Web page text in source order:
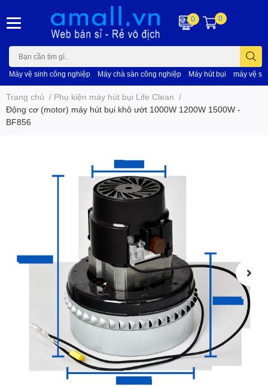
Máy vệ sinh công nghiệp Máy chà sàn công nghiệp Máy hút bụi máy vệ
0 0
Trang chủ / Phụ kiện máy hút bụi Life Clean /
Động cơ (motor) máy hút bụi khô ướt 1000W 1200W 1500W -
BF856